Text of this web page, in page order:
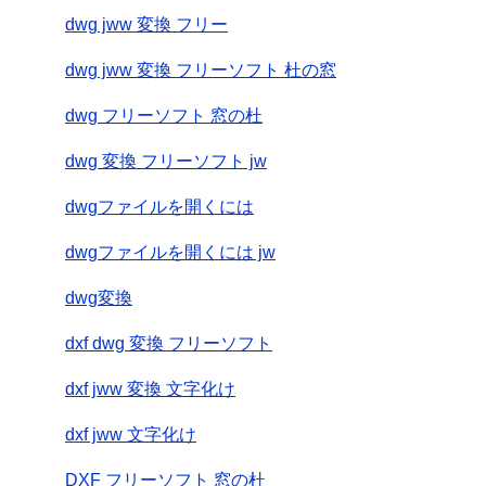
dwg jww 変換 フリー
dwg jww 変換 フリーソフト 杜の窓
dwg フリーソフト 窓の杜
dwg 変換 フリーソフト jw
dwgファイルを開くには
dwgファイルを開くには jw
dwg変換
dxf dwg 変換 フリーソフト
dxf jww 変換 文字化け
dxf jww 文字化け
DXF フリーソフト 窓の杜